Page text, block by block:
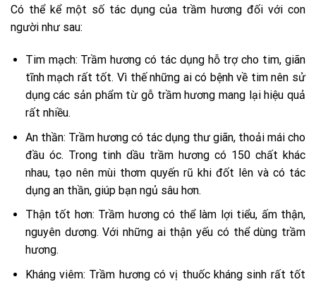
Có thể kể một số tác dụng của trầm hương đối với con
người như sau:
Tim mạch: Trầm hương có tác dụng hỗ trợ cho tim, giãn
tĩnh mạch rất tốt. Vì thế những ai có bệnh về tim nên sử
dụng các sản phẩm từ gỗ trầm hương mang lại hiệu quả
rất nhiều.
An thần: Trầm hương có tác dụng thư giãn, thoải mái cho
đầu óc. Trong tinh dầu trầm hương có 150 chất khác
nhau, tạo nên mùi thơm quyến rũ khi đốt lên và có tác
dụng an thần, giúp bạn ngủ sâu hơn.
Thận tốt hơn: Trầm hương có thể làm lợi tiểu, ấm thận,
nguyên dương. Với những ai thận yếu có thể dùng trầm
hương.
Kháng viêm: Trầm hương có vị thuốc kháng sinh rất tốt